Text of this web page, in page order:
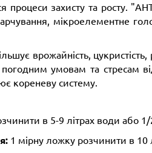
процеси захисту та росту.
мікроелементне
врожайність,
умовам та стресам
кореневу систему.
в 5-9 літрах води або
1 мірну ложку розчинити в 10